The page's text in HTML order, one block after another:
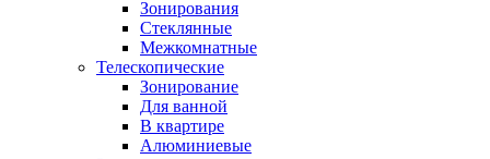
Зонирования
Стеклянные
Межкомнатные
Телескопические
Зонирование
Для ванной
В квартире
Алюминиевые